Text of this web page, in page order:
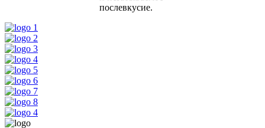
послевкусие.